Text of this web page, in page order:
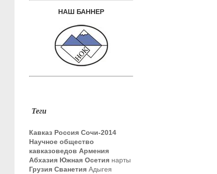
НАШ БАННЕР
Теги
Кавказ Россия Сочи-2014
Научное общество
кавказоведов Армения
Абхазия Южная Осетия нарты
Грузия Сванетия Адыгея